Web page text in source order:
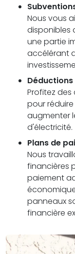
Nous vous
disponibles
une partie
accélérant
Profitez
pour
augmenter
d'électricité.
Plans de
Nous
financières
paiement
panneaux
financière